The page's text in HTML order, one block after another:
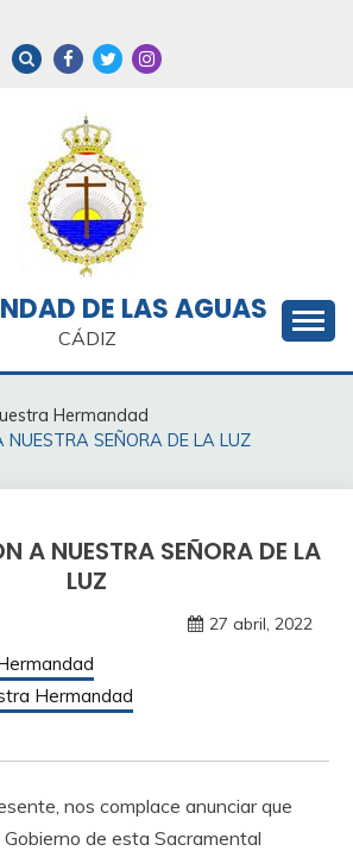
DE LAS AGUAS
CÁDIZ
Hermandad
NUESTRA SEÑORA DE LA LUZ
A NUESTRA SEÑORA DE LA
LUZ
27 abril, 2022
Hermandad
nos complace anunciar que
Gobierno de esta Sacramental